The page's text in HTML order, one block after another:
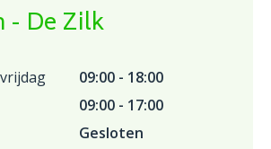
- De Zilk
09:00 - 18:00
09:00 - 17:00
Gesloten